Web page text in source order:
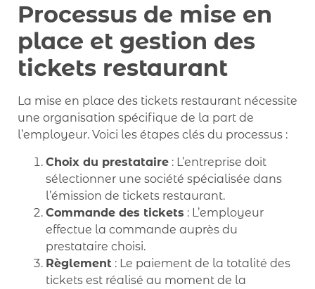
Processus de mise en
place et gestion des
tickets restaurant
La mise en place des tickets restaurant nécessite
une organisation spécifique de la part de
l’employeur. Voici les étapes clés du processus :
Choix du prestataire : L’entreprise doit
sélectionner une société spécialisée dans
l’émission de tickets restaurant.
Commande des tickets : L’employeur
effectue la commande auprès du
prestataire choisi.
Règlement : Le paiement de la totalité des
tickets est réalisé au moment de la